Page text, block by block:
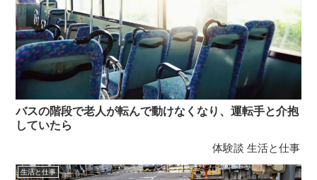
バスの階段で老人が転んで動けなくなり、運転手と介抱
していたら
体験談 生活と仕事
生活と仕事